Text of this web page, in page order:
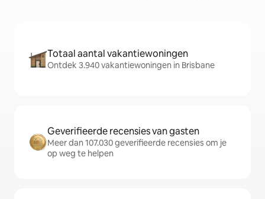
Totaal aantal vakantiewoningen
Ontdek 3.940 vakantiewoningen in Brisbane
Geverifieerde recensies van gasten
Meer dan 107.030 geverifieerde recensies om je
op weg te helpen